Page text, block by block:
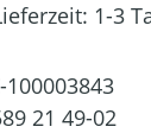
1-3
100003843
21 49-02